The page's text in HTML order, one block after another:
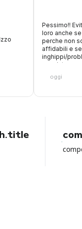
Pessimo!!
loro anche
perche non
affidabili e
inghippi/
oer aiutare,
accettano
accettano la
loro non
aiutarmi a
rental car
oggi